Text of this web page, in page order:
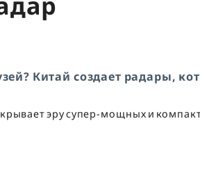
Китай создает радары,
эру супер-мощных и